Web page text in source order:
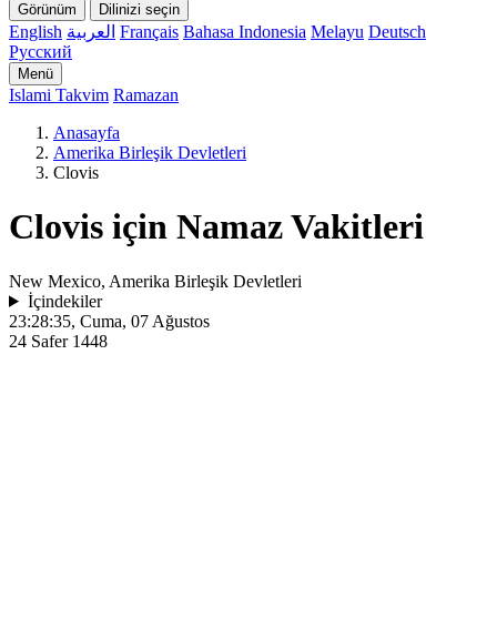
Görünüm Dilinizi seçin
English العربية Français Bahasa Indonesia Melayu Deutsch
Русский
Menü
Islami Takvim Ramazan
Anasayfa
Amerika Birleşik Devletleri
Clovis
Clovis için Namaz Vakitleri
New Mexico, Amerika Birleşik Devletleri
İçindekiler
23:28:35, Cuma, 07 Ağustos
24 Safer 1448